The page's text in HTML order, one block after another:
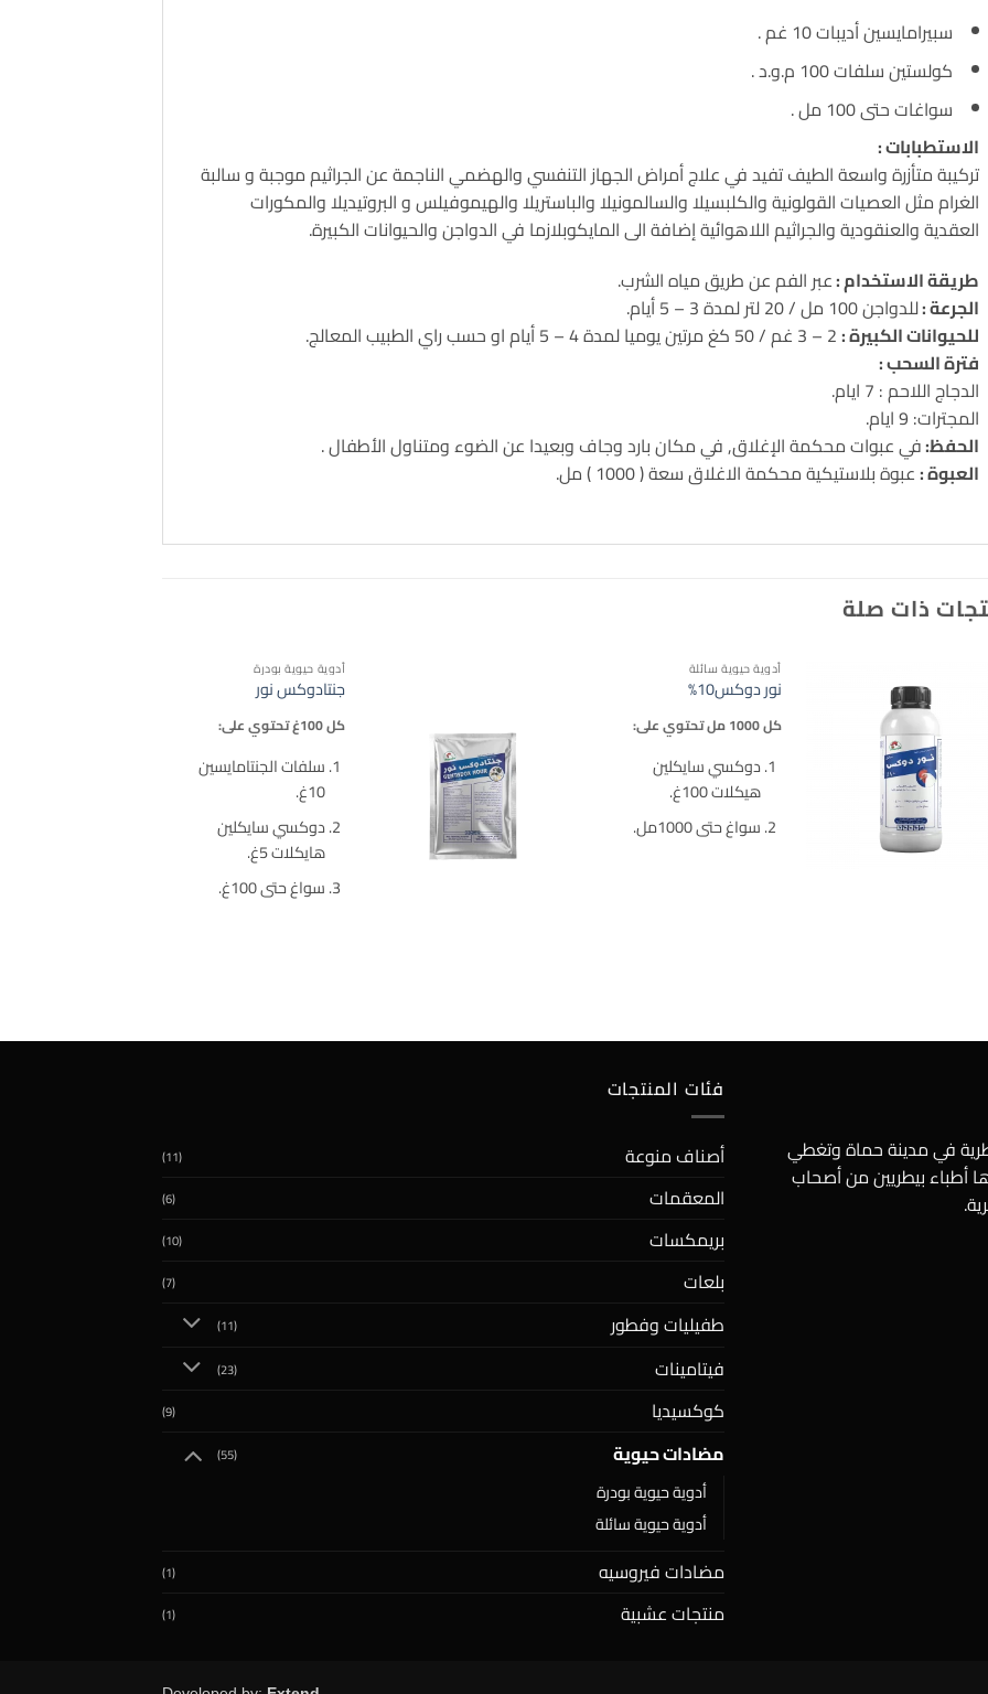
سبيرامايسين أديبات 10 غم .
كولستين سلفات 100 م.و.د .
سواغات حتى 100 مل .
الاستطبابات :
تركيبة متأزرة واسعة الطيف تفيد في علاج أمراض الجهاز التنفسي والهضمي الناجمة عن الجراثيم موجبة و سالبة
الغرام مثل العصيات القولونية والكلبسيلا والسالمونيلا والباستريلا والهيموفيلس و البروتيديلا والمكورات
العقدية والعنقودية والجراثيم اللاهوائية إضافة الى المايكوبلازما في الدواجن والحيوانات الكبيرة.
طريقة الاستخدام :عبر الفم عن طريق مياه الشرب.
الجرعة :للدواجن 100 مل / 20 لتر لمدة 3 – 5 أيام.
للحيوانات الكبيرة :
فترة السحب :
الدجاج اللاحم : 7 ايام.
المجترات: 9 ايام.
الحفظ:في عبوات محكمة الإغلاق, في مكان بارد وجاف وبعيدا عن الضوء ومتناول الأطفال .
العبوة :عبوة بلاستيكية محكمة الاغلاق سعة ( 1000 ) مل.
ذات صلة
أدوية حيوية سائلة
نور دوكس10%
كل 1000 مل تحتوي على:
دوكسي سايكلين
هيكلات 100غ.
سواغ حتى 1000مل.
أدوية حيوية بودرة
جنتادوكس نور
كل 100غ تحتوي على:
سلفات الجنتامايسين
10غ.
دوكسي سايكلين
هايكلات 5غ.
سواغ حتى 100غ.
في مدينة حماة وتغطي
أطباء بيطريين من أصحاب
فئات المنتجات
أصناف منوعة (11)
المعقمات (6)
بريمكسات (10)
بلعات (7)
طفيليات وفطور (11)
فيتامينات (23)
كوكسيديا (9)
مضادات حيوية (55)
أدوية حيوية بودرة
أدوية حيوية سائلة
مضادات فيروسيه (1)
منتجات عشبية (1)